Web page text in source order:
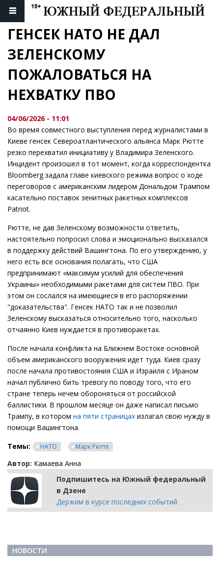
ГЕНСЕК НАТО НЕ ДАЛ
ЗЕЛЕНСКОМУ
ПОЖАЛОВАТЬСЯ НА
НЕХВАТКУ ПВО
04/06/2026 - 11:01
Во время совместного выступления перед журналистами в
Киеве генсек Североатлантического альянса Марк Рютте
резко перехватил инициативу у Владимира Зеленского.
Инцидент произошел в тот момент, когда корреспондентка
Bloomberg задала главе киевского режима вопрос о ходе
переговоров с американским лидером Дональдом Трампом
касательно поставок зенитных ракетных комплексов
Patriot.
Рютте, не дав Зеленскому возможности ответить,
настоятельно попросил слова и эмоционально высказался
в поддержку действий Вашингтона. По его утверждению, у
него есть все основания полагать, что США
предпринимают «максимум усилий для обеспечения
Украины» необходимыми ракетами для систем ПВО. При
этом он сослался на имеющиеся в его распоряжении
"доказательства". Генсек НАТО так и не позволил
Зеленскому высказаться относительно того, насколько
отчаянно Киев нуждается в противоракетах.
После начала конфликта на Ближнем Востоке основной
объем американского вооружения идет туда. Киев сразу
после начала противостояния США и Израиля с Ираном
начал публично бить тревогу по поводу того, что его
стране теперь нечем обороняться от российской
баллистики. В прошлом месяце он даже написал письмо
Трампу, в котором на пяти страницах излагал свою нужду в
помощи Вашингтона.
Темы:
НАТО Марк Рютте
Автор: Камаева Анна
Подпишитесь на Южный федеральный
в Дзене
Держим в курсе последних событий
НОВОСТИ